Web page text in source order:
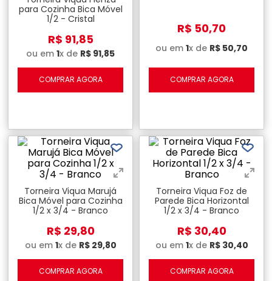
para Cozinha Bica Móvel
1/2 - Cristal
R$ 91,85
ou em 1x de R$ 91,85
COMPRAR AGORA
R$ 50,70
ou em 1x de R$ 50,70
COMPRAR AGORA
Torneira Viqua Marujá
Bica Móvel para Cozinha
1/2 x 3/4 - Branco
R$ 29,80
ou em 1x de R$ 29,80
COMPRAR AGORA
Torneira Viqua Foz de
Parede Bica Horizontal
1/2 x 3/4 - Branco
R$ 30,40
ou em 1x de R$ 30,40
COMPRAR AGORA